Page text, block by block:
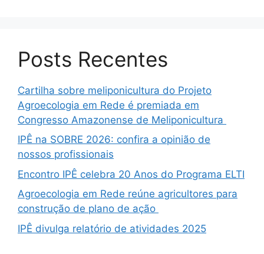
Posts Recentes
Cartilha sobre meliponicultura do Projeto
Agroecologia em Rede é premiada em
Congresso Amazonense de Meliponicultura
IPÊ na SOBRE 2026: confira a opinião de
nossos profissionais
Encontro IPÊ celebra 20 Anos do Programa ELTI
Agroecologia em Rede reúne agricultores para
construção de plano de ação
IPÊ divulga relatório de atividades 2025